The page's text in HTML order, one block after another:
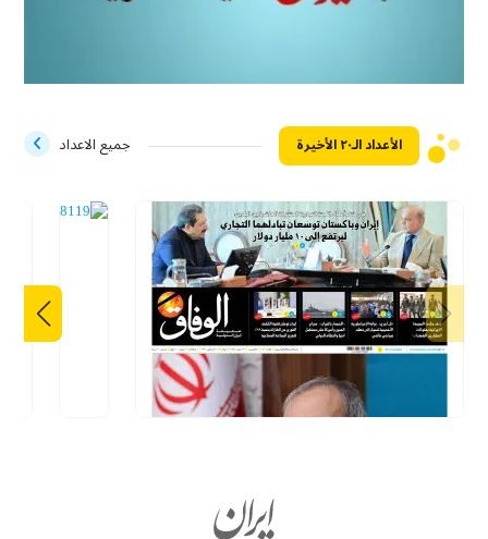
الأعداد الـ۲۰ الأخيرة جميع الاعداد